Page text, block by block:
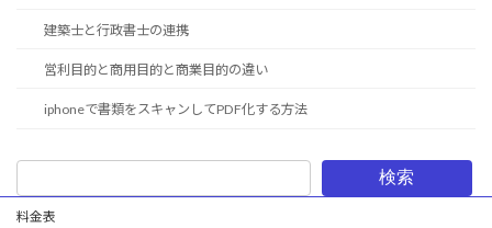
建築士と行政書士の連携
営利目的と商用目的と商業目的の違い
iphoneで書類をスキャンしてPDF化する方法
検索
料金表